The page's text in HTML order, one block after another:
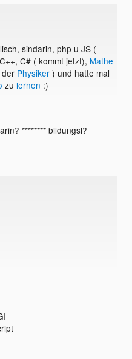
sindarin, php u JS (
C# ( kommt jetzt), Mathe
Physiker) und hatte mal
zu lernen :)
******** bildungsl?